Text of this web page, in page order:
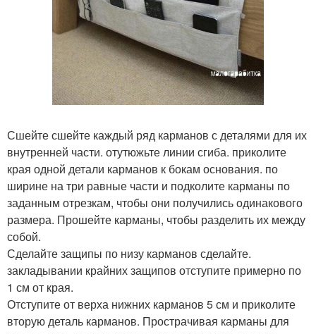
Сшейте сшейте каждый ряд карманов с деталями для их
внутренней части. отутюжьте линии сгиба. приколите
края одной детали карманов к бокам основания. по
ширине на три равные части и подколите карманы по
заданным отрезкам, чтобы они получились одинакового
размера. Прошейте карманы, чтобы разделить их между
собой.
Сделайте защипы по низу карманов сделайте.
закладывании крайних защипов отступите примерно по
1 см от края.
Отступите от верха нижних карманов 5 см и приколите
вторую деталь карманов. Прострачивая карманы для